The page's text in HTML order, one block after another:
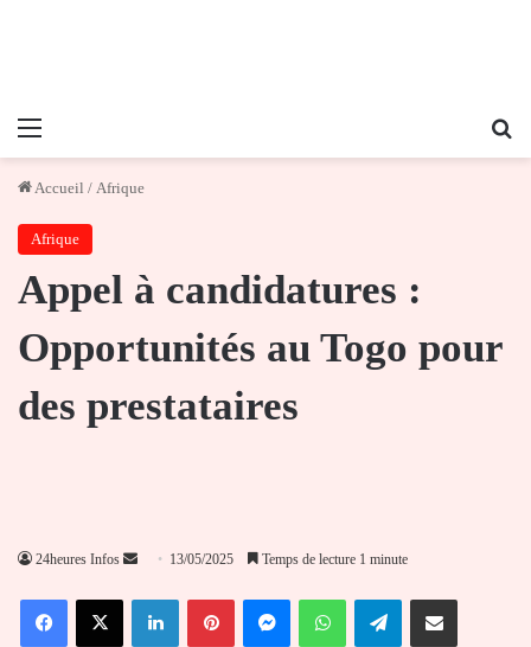
Menu
Accueil / Afrique
Afrique
Appel à candidatures :
Opportunités au Togo pour
des prestataires
24heures Infos
Envoyer
courriel
13/05/2025 Temps de lecture 1 minute
FacebookX LinkedinPinterestMessengerWhatsAppTelegramPartager par email